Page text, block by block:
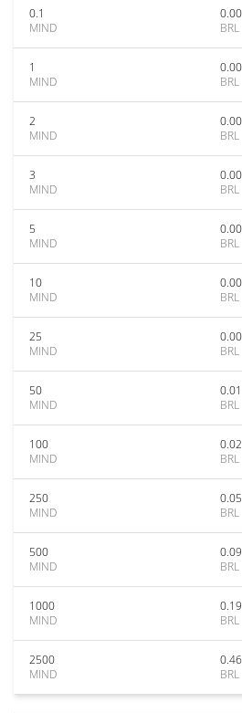
0.1
MIND
0.00
BRL
1
MIND
0.00
BRL
2
MIND
0.00
BRL
3
MIND
0.00
BRL
5
MIND
0.00
BRL
10
MIND
0.00
BRL
25
MIND
0.00
BRL
50
MIND
0.01
BRL
100
MIND
0.02
BRL
250
MIND
0.05
BRL
500
MIND
0.09
BRL
1000
MIND
0.19
BRL
2500
MIND
0.46
BRL